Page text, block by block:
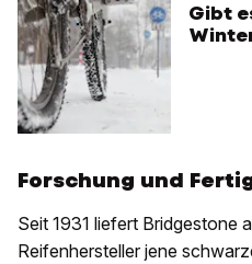
Gibt
Forschung und
Seit 1931 liefert Bridgestone
Reifenhersteller jene